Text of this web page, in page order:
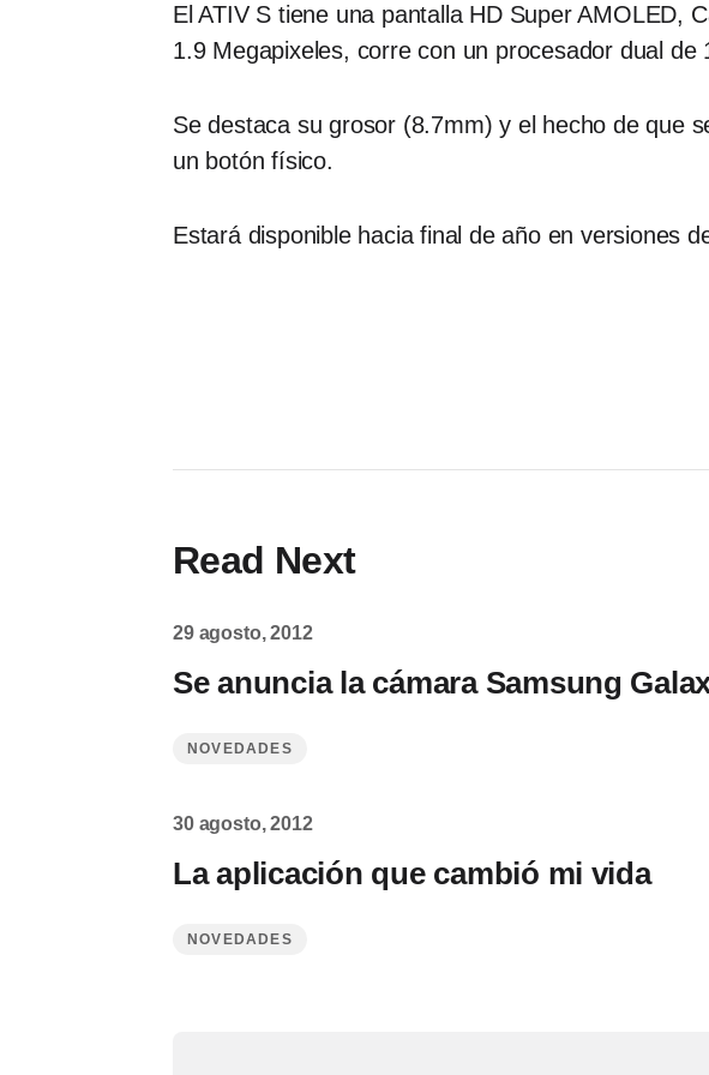
El ATIV S tiene una pantalla HD Super AMOLED,
1.9 Megapixeles, corre con un procesador dual
Se destaca su grosor (8.7mm) y el hecho de que
un botón físico.
Estará disponible hacia final de año en versiones
Read Next
29 agosto, 2012
Se anuncia la cámara Samsung
NOVEDADES
30 agosto, 2012
La aplicación que cambió mi vida
NOVEDADES